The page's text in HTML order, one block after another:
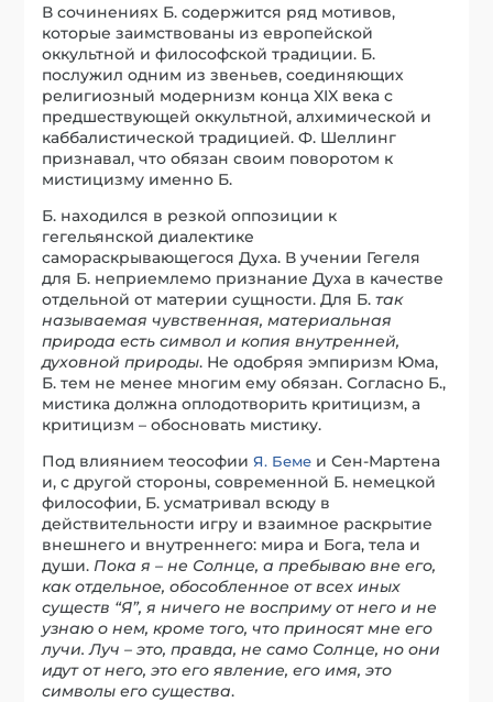
В сочинениях Б. содержится ряд мотивов,
которые заимствованы из европейской
оккультной и философской традиции. Б.
послужил одним из звеньев, соединяющих
религиозный модернизм конца XIX века с
предшествующей оккультной, алхимической и
каббалистической традицией. Ф. Шеллинг
признавал, что обязан своим поворотом к
мистицизму именно Б.
Б. находился в резкой оппозиции к
гегельянской диалектике
самораскрывающегося Духа. В учении Гегеля
для Б. неприемлемо признание Духа в качестве
отдельной от материи сущности. Для Б.так
называемая чувственная, материальная
природа есть символ и копия внутренней,
духовной природы. Не одобряя эмпиризм Юма,
Б. тем не менее многим ему обязан. Согласно Б.,
мистика должна оплодотворить критицизм, а
критицизм – обосновать мистику.
Под влиянием теософииЯ. Беме и Сен-Мартена
и, с другой стороны, современной Б. немецкой
философии, Б. усматривал всюду в
действительности игру и взаимное раскрытие
внешнего и внутреннего: мира и Бога, тела и
души. Пока я – не Солнце, а пребываю вне его,
как отдельное, обособленное от всех иных
существ “Я”, я ничего не восприму от него и не
узнаю о нем, кроме того, что приносят мне его
лучи. Луч – это, правда, не само Солнце, но они
идут от него, это его явление, его имя, это
символы его существа.